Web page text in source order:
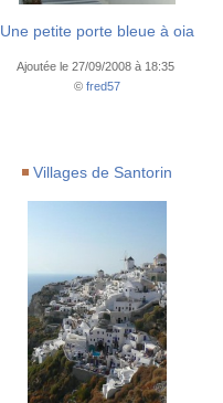
Une petite porte bleue à oia
Ajoutée le 27/09/2008 à 18:35
© fred57
Villages de Santorin